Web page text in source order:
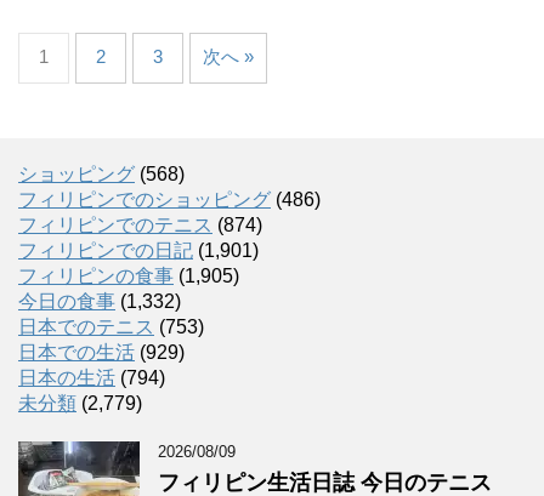
1 2 3 次へ »
ショッピング (568)
フィリピンでのショッピング (486)
フィリピンでのテニス (874)
フィリピンでの日記 (1,901)
フィリピンの食事 (1,905)
今日の食事 (1,332)
日本でのテニス (753)
日本での生活 (929)
日本の生活 (794)
未分類 (2,779)
2026/08/09
フィリピン生活日誌 今日のテニス